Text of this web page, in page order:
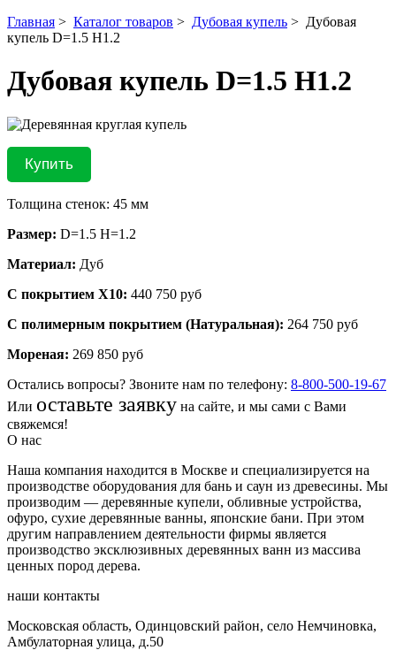
Главная > Каталог товаров > Дубовая купель > Дубовая
купель D=1.5 H1.2
Дубовая купель D=1.5 H1.2
Купить
Толщина стенок: 45 мм
Размер: D=1.5 H=1.2
Материал: Дуб
С покрытием Х10: 440 750 руб
С полимерным покрытием (Натуральная): 264 750 руб
Мореная: 269 850 руб
Остались вопросы? Звоните нам по телефону: 8-800-500-19-67
Или оставьте заявку на сайте, и мы сами с Вами
свяжемся!
О нас
Наша компания находится в Москве и специализируется на
производстве оборудования для бань и саун из древесины. Мы
производим — деревянные купели, обливные устройства,
офуро, сухие деревянные ванны, японские бани. При этом
другим направлением деятельности фирмы является
производство эксклюзивных деревянных ванн из массива
ценных пород дерева.
наши контакты
Московская область, Одинцовский район, село Немчиновка,
Амбулаторная улица, д.50